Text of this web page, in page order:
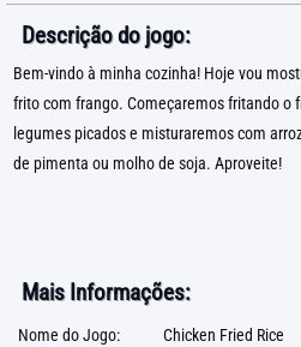
Descrição do jogo:
Bem-vindo à minha cozinha! Hoje vou
frito com frango. Começaremos fritando o
legumes picados e misturaremos com
de pimenta ou molho de soja. Aproveite!
Mais Informações:
Nome do Jogo:
Chicken Fried Rice